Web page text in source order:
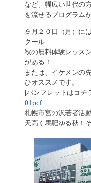
など、幅広い世代の
を流せるプログラム
９月２０日（月）に
クール
秋の無料体験レッス
がある！
または、イケメンの
ひオススメです。
[パンフレットはコ
01pdf
札幌市宮の沢若者活
天高く馬肥ゆる秋！